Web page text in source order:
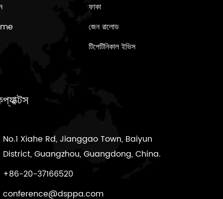
ফাকা
জেন রালোড
টিপেটিনিকাল ইভিস
No.1 Xiahe Rd, Jianggao Town, Baiyun
District, Guangzhou, Guangdong, China.
+86-20-37166520
conference@dsppa.com